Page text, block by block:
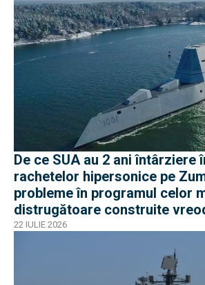
De ce SUA au 2 ani întârziere
rachetelor hipersonice pe
probleme în programul celor
distrugătoare construite
nave
22 IULIE 2026